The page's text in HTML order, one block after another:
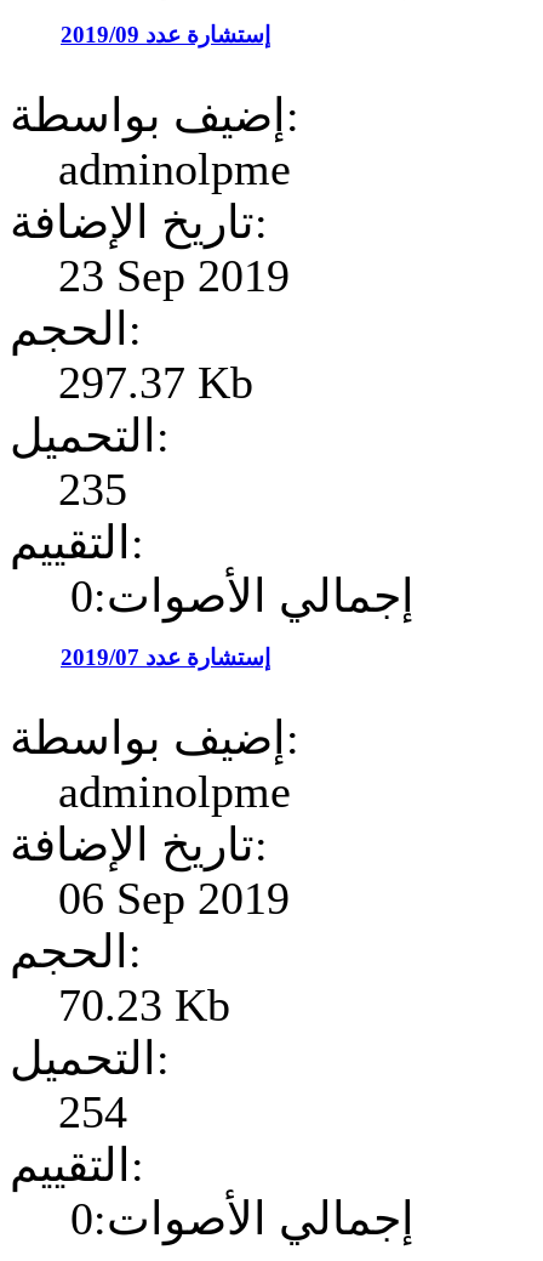
إستشارة عدد 2019/09
إضيف بواسطة:
adminolpme
تاريخ الإضافة:
23 Sep 2019
الحجم:
297.37 Kb
التحميل:
235
التقييم:
إجمالي الأصوات:0
إستشارة عدد 2019/07
إضيف بواسطة:
adminolpme
تاريخ الإضافة:
06 Sep 2019
الحجم:
70.23 Kb
التحميل:
254
التقييم:
إجمالي الأصوات:0